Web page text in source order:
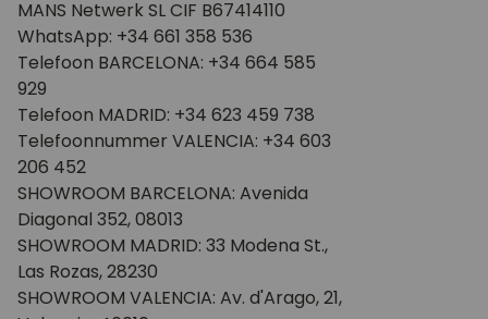
MANS Netwerk SL CIF B67414110
WhatsApp: +34 661 358 536
Telefoon BARCELONA: +34 664 585
929
Telefoon MADRID: +34 623 459 738
Telefoonnummer VALENCIA: +34 603
206 452
SHOWROOM BARCELONA: Avenida
Diagonal 352, 08013
SHOWROOM MADRID: 33 Modena St.,
Las Rozas, 28230
SHOWROOM VALENCIA: Av. d'Arago, 21,